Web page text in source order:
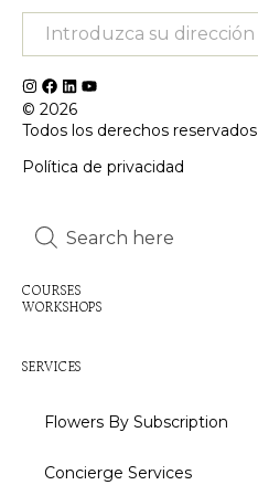
© 2026
Todos los derechos reservados
Política de privacidad
Inactive
COURSES
WORKSHOPS
Inactive
SERVICES
Flowers By Subscription
Concierge Services